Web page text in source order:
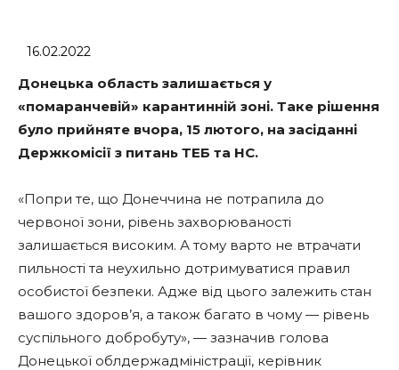
16.02.2022
Донецька область залишається у
«помаранчевій» карантинній зоні. Таке рішення
було прийняте вчора, 15 лютого, на засіданні
Держкомісії з питань ТЕБ та НС.
«Попри те, що Донеччина не потрапила до
червоної зони, рівень захворюваності
залишається високим. А тому варто не втрачати
пильності та неухильно дотримуватися правил
особистої безпеки. Адже від цього залежить стан
вашого здоров’я, а також багато в чому — рівень
суспільного добробуту», — зазначив голова
Донецької облдержадміністрації, керівник